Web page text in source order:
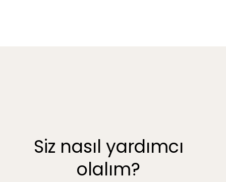
Siz nasıl yardımcı
olalım?